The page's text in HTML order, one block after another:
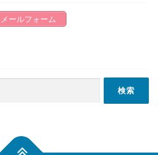
メールフォーム